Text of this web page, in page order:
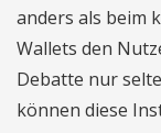
anders als beim
Wallets den
Debatte nur
können diese